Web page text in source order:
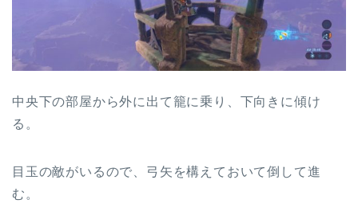
中央下の部屋から外に出て籠に乗り、下向きに傾け
る。
目玉の敵がいるので、弓矢を構えておいて倒して進
む。